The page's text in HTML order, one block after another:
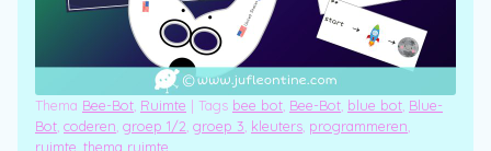
Thema Bee-Bot Ruimte | Tags bee bot Bee-Bot blue bot Blue-
Bot coderen groep 1/2 groep 3 kleuters programmeren
ruimte thema ruimte